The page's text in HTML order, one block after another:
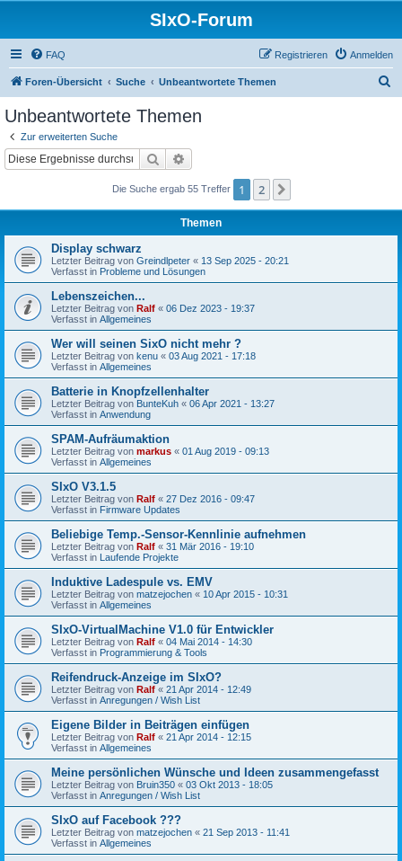
SIxO-Forum
FAQ Anmelden
Registrieren
Foren-Übersicht Suche Unbeantwortete Themen
Unbeantwortete Themen
Zur erweiterten Suche
Suche
Die Suche ergab 55 Treffer 1 2
Themen
Display schwarz
Letzter Beitrag von Greindlpeter « 13 Sep 2025 - 20:21
Verfasst in Probleme und Lösungen
Lebenszeichen...
Letzter Beitrag von Ralf « 06 Dez 2023 - 19:37
Verfasst in Allgemeines
Wer will seinen SixO nicht mehr ?
Letzter Beitrag von kenu « 03 Aug 2021 - 17:18
Verfasst in Allgemeines
Batterie in Knopfzellenhalter
Letzter Beitrag von BunteKuh « 06 Apr 2021 - 13:27
Verfasst in Anwendung
SPAM-Aufräumaktion
Letzter Beitrag von markus « 01 Aug 2019 - 09:13
Verfasst in Allgemeines
SIxO V3.1.5
Letzter Beitrag von Ralf « 27 Dez 2016 - 09:47
Verfasst in Firmware Updates
Beliebige Temp.-Sensor-Kennlinie aufnehmen
Letzter Beitrag von Ralf « 31 Mär 2016 - 19:10
Verfasst in Laufende Projekte
Induktive Ladespule vs. EMV
Letzter Beitrag von matzejochen « 10 Apr 2015 - 10:31
Verfasst in Allgemeines
SIxO-VirtualMachine V1.0 für Entwickler
Letzter Beitrag von Ralf « 04 Mai 2014 - 14:30
Verfasst in Programmierung & Tools
Reifendruck-Anzeige im SIxO?
Letzter Beitrag von Ralf « 21 Apr 2014 - 12:49
Verfasst in Anregungen / Wish List
Eigene Bilder in Beiträgen einfügen
Letzter Beitrag von Ralf « 21 Apr 2014 - 12:15
Verfasst in Allgemeines
Meine persönlichen Wünsche und Ideen zusammengefasst
Letzter Beitrag von Bruin350 « 03 Okt 2013 - 18:05
Verfasst in Anregungen / Wish List
SIxO auf Facebook ???
Letzter Beitrag von matzejochen « 21 Sep 2013 - 11:41
Verfasst in Allgemeines